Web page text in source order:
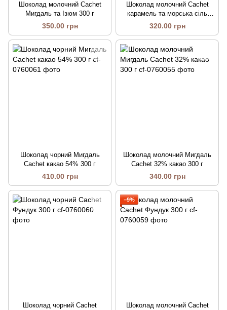
Шоколад молочний Cachet
Мигдаль та Ізюм 300 г
350.00 грн
Шоколад молочний Cachet
карамель та морська сіль
32% 300 г
320.00 грн
Шоколад чорний Мигдаль
Cachet какао 54% ​​300 г
410.00 грн
Шоколад молочний Мигдаль
Cachet 32% какао 300 г
340.00 грн
Шоколад чорний Cachet
−9%
Шоколад молочний Cachet